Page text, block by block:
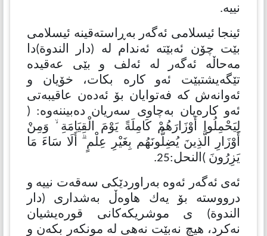
نییە.
ئینجا ئیسلامی ئەگەر بەڕاستەقینە ئیسلامی
بێت چۆن ئەبێتە ئەندام لە (دار الندوة)دا
مەحاڵە ئەگەر لە ئەلف و بێی عەقیدە
تێگەیشتبێت ئەو كارە بكات، خۆیان و
ئەوانەش كە فەتوایان بۆ ئەدەن عاقیبەتی
ئەو كارەیان بەچاوی سەریان دەبیننەوە: (
لِيَحْمِلُوا أَوْزَارَهُمْ كَامِلَةً يَوْمَ الْقِيَامَةِ ۙ وَمِنْ
أَوْزَارِ الَّذِينَ يُضِلُّونَهُم بِغَيْرِ عِلْمٍ ۗ أَلَا سَاءَ مَا
يَزِرُونَ )النحل:25.
ئەی ئەگەر ئەوە بەراوردێكی سەقەت نییە و
درووستە بۆ یەك هاوەڵ بەشداری (دار
الندوة) ی موشریكەكانی قورەیشیان
نەكرد، هیچ نەبێت نەهی لە مونكەر بكەن و